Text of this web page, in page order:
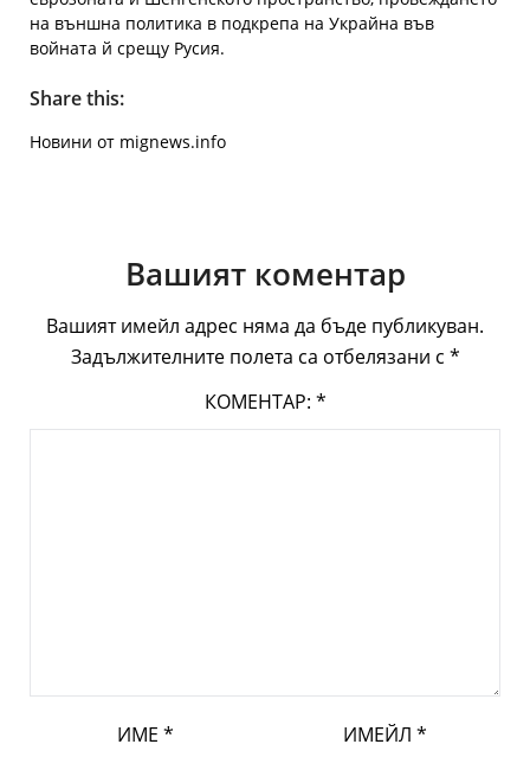
на външна политика в подкрепа на Украйна във
войната й срещу Русия.
Share this:
Новини от mignews.info
Вашият коментар
Вашият имейл адрес няма да бъде публикуван.
Задължителните полета са отбелязани с *
КОМЕНТАР: *
ИМЕ * ИМЕЙЛ *